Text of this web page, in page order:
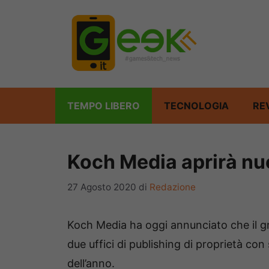
TEMPO LIBERO TECNOLOGIA
Koch Media aprirà
27 Agosto 2020 di Redazione
Koch Media ha oggi annunciato che il
due uffici di publishing di proprietà
dell’anno.